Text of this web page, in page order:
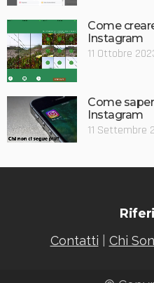
Come
Instagram
11 Ottobre
Come
Instagram
11 Settembre
Contatti Chi